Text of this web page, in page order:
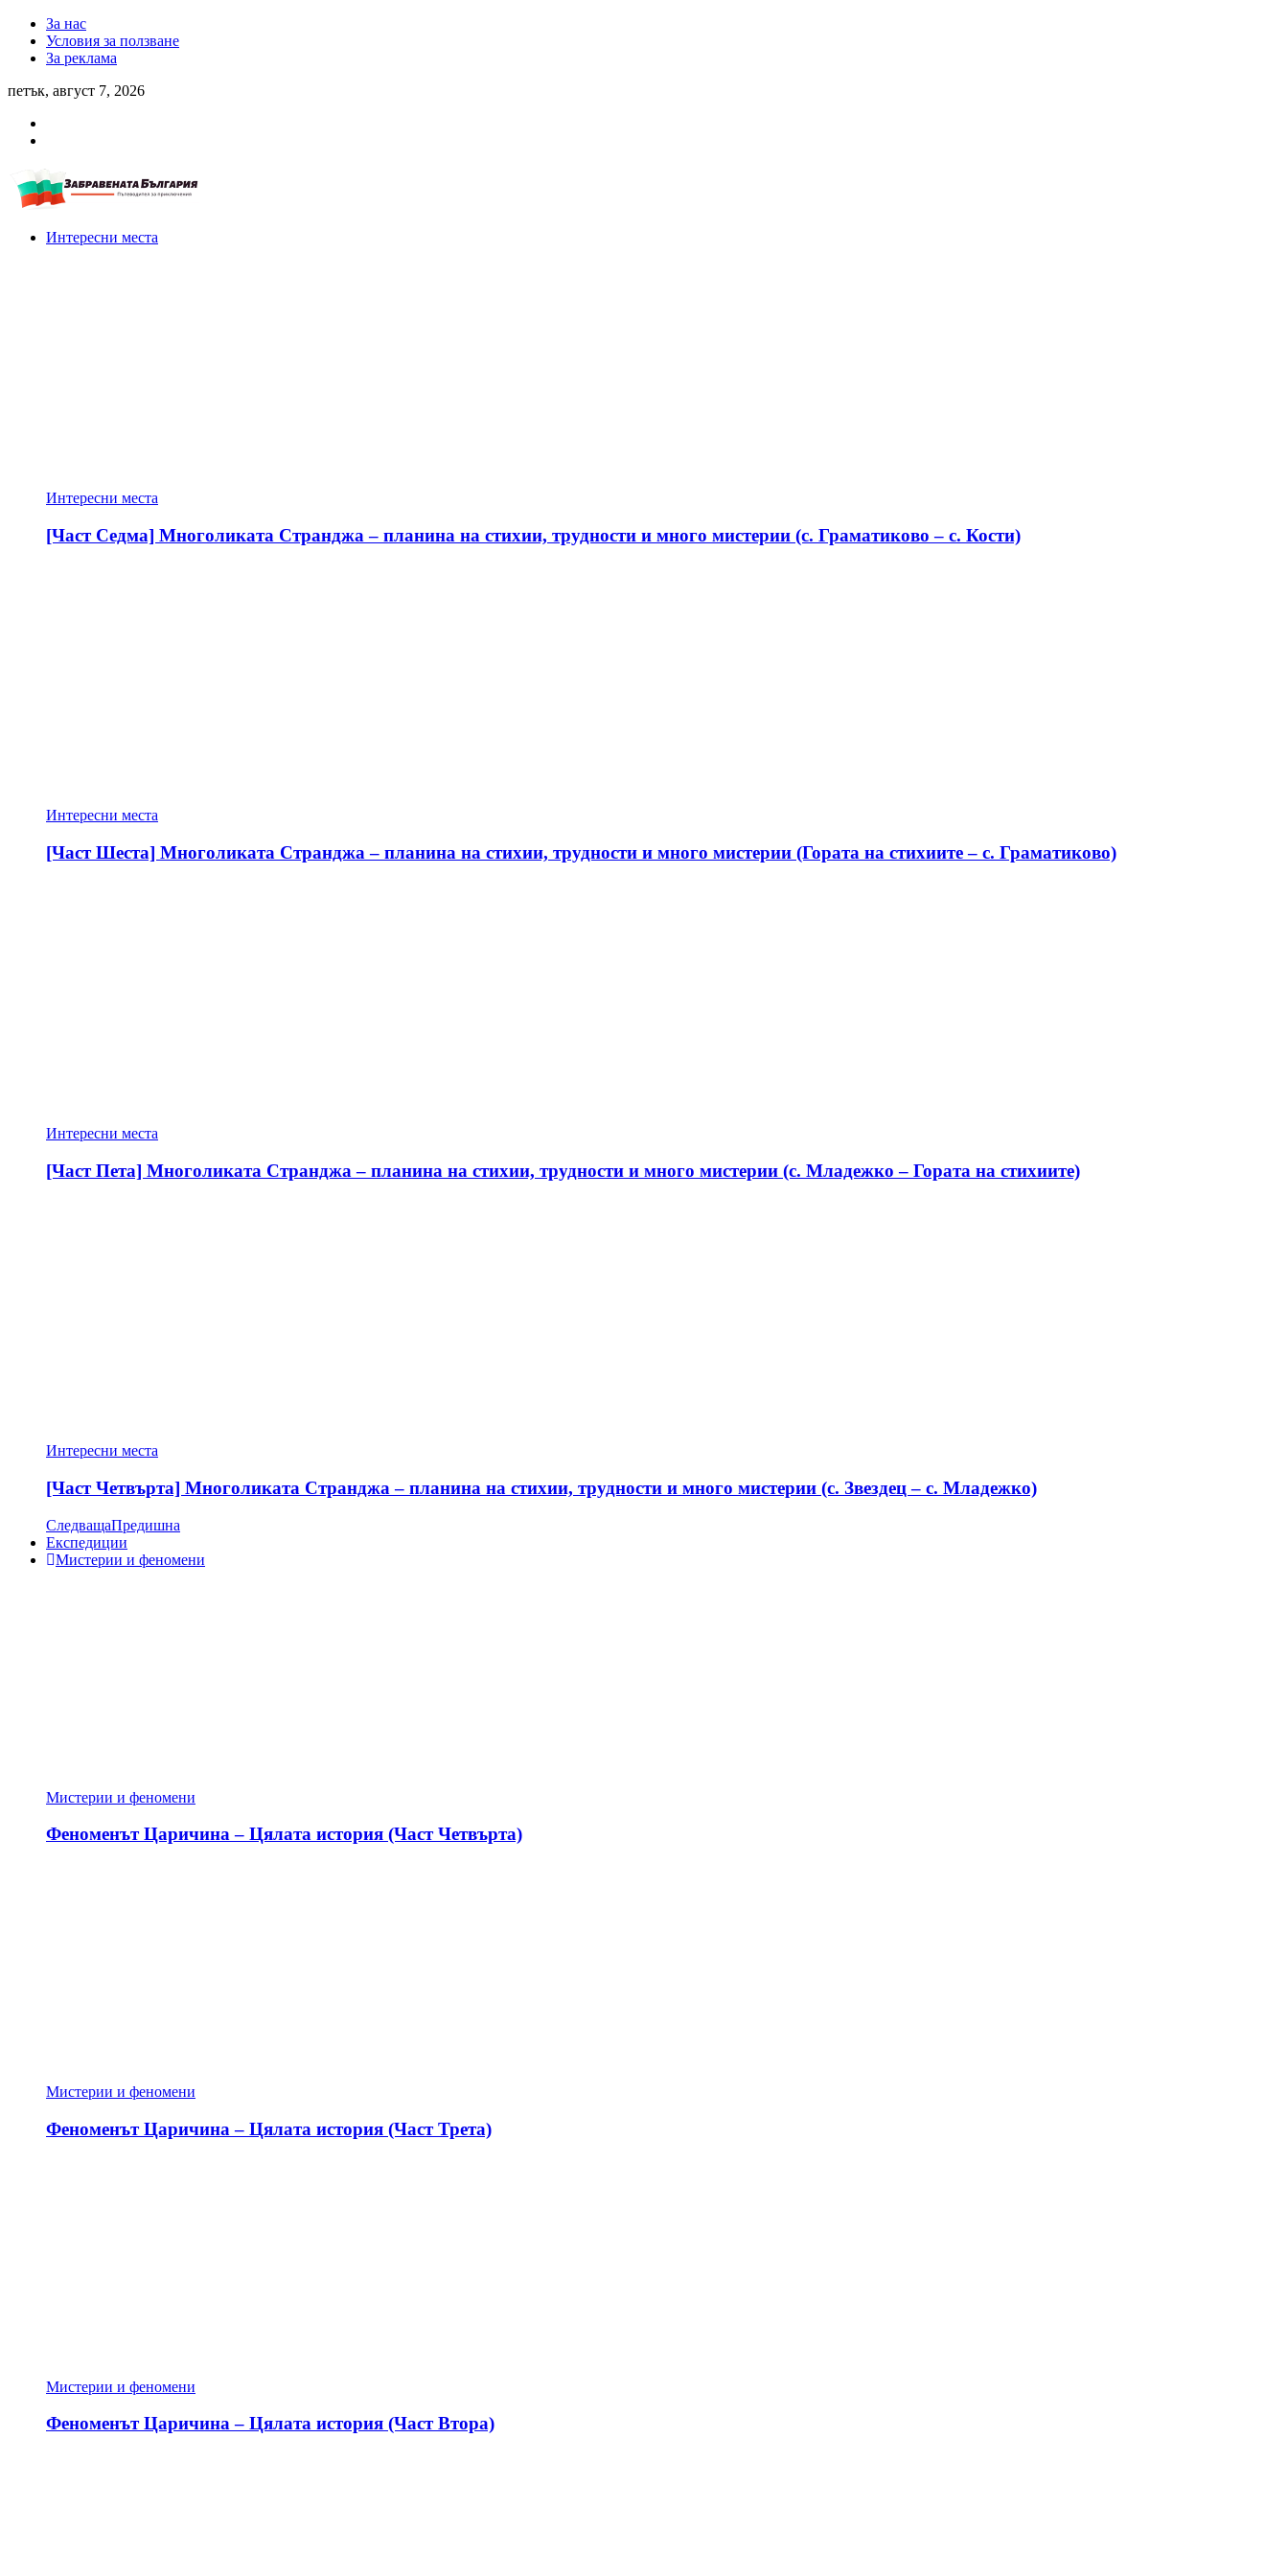
За нас
Условия за ползване
За реклама
петък, август 7, 2026
Интересни места
Интересни места
[Част Седма] Многоликата Странджа – планина на стихии, трудности и много мистерии (с. Граматиково – с. Кости)
Интересни места
[Част Шеста] Многоликата Странджа – планина на стихии, трудности и много мистерии (Гората на стихиите – с. Граматиково)
Интересни места
[Част Пета] Многоликата Странджа – планина на стихии, трудности и много мистерии (с. Младежко – Гората на стихиите)
Интересни места
[Част Четвърта] Многоликата Странджа – планина на стихии, трудности и много мистерии (с. Звездец – с. Младежко)
СледващаПредишна
Експедиции
Мистерии и феномени
Мистерии и феномени
Феноменът Царичина – Цялата история (Част Четвърта)
Мистерии и феномени
Феноменът Царичина – Цялата история (Част Трета)
Мистерии и феномени
Феноменът Царичина – Цялата история (Част Втора)